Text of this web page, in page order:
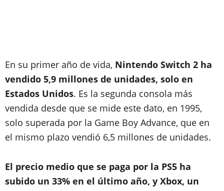
En su primer año de vida, Nintendo Switch 2 ha
vendido 5,9 millones de unidades, solo en
Estados Unidos. Es la segunda consola más
vendida desde que se mide este dato, en 1995,
solo superada por la Game Boy Advance, que en
el mismo plazo vendió 6,5 millones de unidades.
El precio medio que se paga por la PS5 ha
subido un 33% en el último año, y Xbox, un